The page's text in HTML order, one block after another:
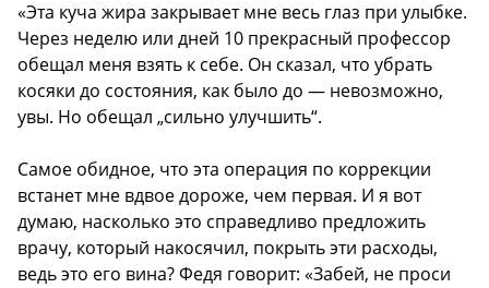
«Эта куча жира закрывает мне весь глаз при улыбке.
Через неделю или дней 10 прекрасный профессор
обещал меня взять к себе. Он сказал, что убрать
косяки до состояния, как было до — невозможно,
увы. Но обещал „сильно улучшить“.
Самое обидное, что эта операция по коррекции
встанет мне вдвое дороже, чем первая. И я вот
думаю, насколько это справедливо предложить
врачу, который накосячил, покрыть эти расходы,
ведь это его вина? Федя говорит: «Забей, не проси